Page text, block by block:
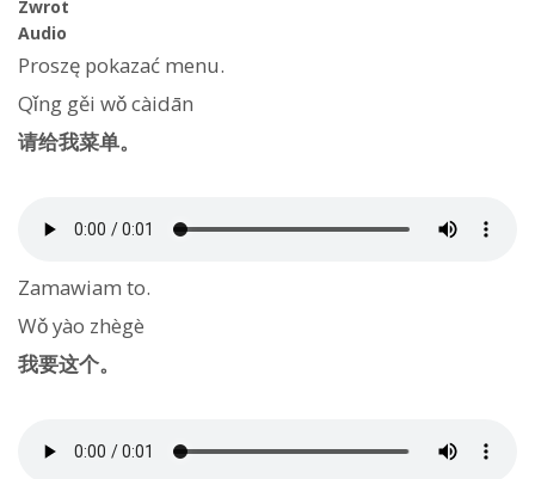
Zwrot
Audio
Proszę pokazać menu.
Qǐng gěi wǒ càidān
请给我菜单。
Zamawiam to.
Wǒ yào zhègè
我要这个。